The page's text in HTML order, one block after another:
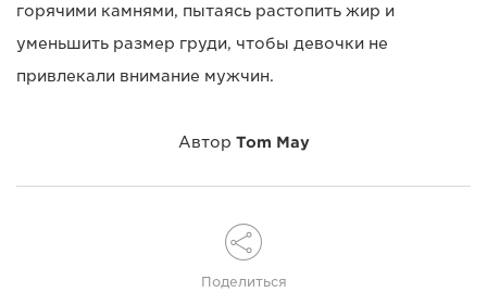
горячими камнями, пытаясь растопить жир и
уменьшить размер груди, чтобы девочки не
привлекали внимание мужчин.
Автор Tom May
Поделиться